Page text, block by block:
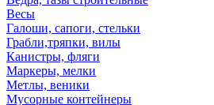
Весы
Галоши, сапоги, стельки
Грабли,тряпки, вилы
Канистры, фляги
Маркеры, мелки
Метлы, веники
Мусорные контейнеры